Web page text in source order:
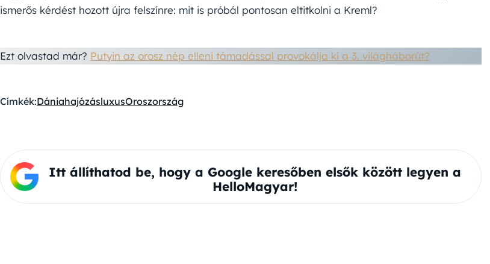
ismerős kérdést hozott újra felszínre: mit is próbál pontosan eltitkolni a Kreml?
Ezt olvastad már? Putyin az orosz nép elleni támadással provokálja ki a 3. világháborút?
Címkék:DániahajózásluxusOroszország
Itt állíthatod be, hogy a Google keresőben elsők között legyen a
HelloMagyar!